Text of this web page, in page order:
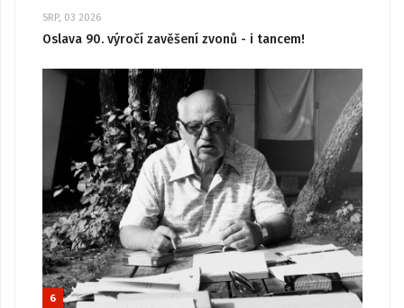
SRP, 03 2026
Oslava 90. výročí zavěšení zvonů - i tancem!
6